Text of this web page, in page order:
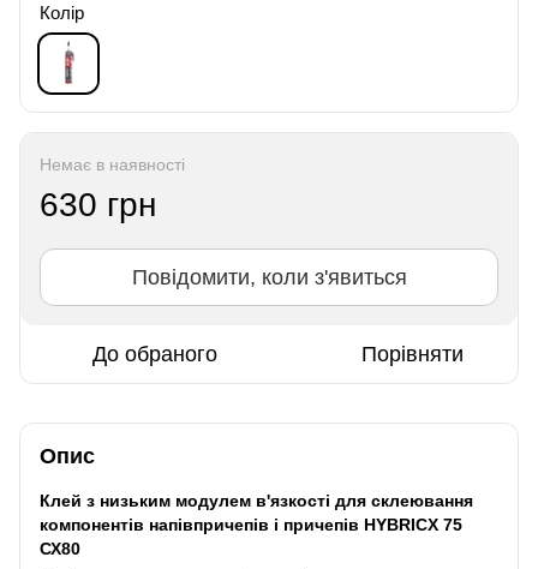
Колір
Немає в наявності
630 грн
Повідомити, коли з'явиться
До обраного Порівняти
Опис
Клей з низьким модулем в'язкості для склеювання
компонентів напівпричепів і причепів HYBRICX 75
СХ80